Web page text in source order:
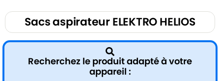
Sacs aspirateur ELEKTRO HELIOS
Recherchez le produit adapté à votre
appareil :